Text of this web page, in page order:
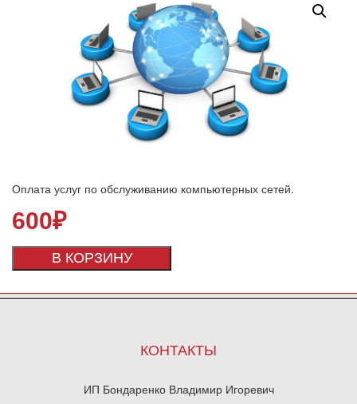
Оплата услуг по обслуживанию компьютерных сетей.
600₽
В КОРЗИНУ
КОНТАКТЫ
ИП Бондаренко Владимир Игоревич